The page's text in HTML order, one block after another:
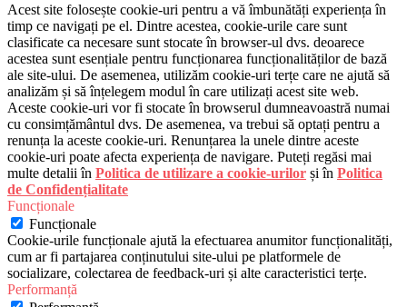
Acest site folosește cookie-uri pentru a vă îmbunătăți experiența în
timp ce navigați pe el. Dintre acestea, cookie-urile care sunt
clasificate ca necesare sunt stocate în browser-ul dvs. deoarece
acestea sunt esențiale pentru funcționarea funcționalităților de bază
ale site-ului. De asemenea, utilizăm cookie-uri terțe care ne ajută să
analizăm și să înțelegem modul în care utilizați acest site web.
Aceste cookie-uri vor fi stocate în browserul dumneavoastră numai
cu consimțământul dvs. De asemenea, va trebui să optați pentru a
renunța la aceste cookie-uri. Renunțarea la unele dintre aceste
cookie-uri poate afecta experiența de navigare. Puteți regăsi mai
multe detalii în Politica de utilizare a cookie-urilor și în Politica
de Confidențialitate
Funcționale
Funcționale
Cookie-urile funcționale ajută la efectuarea anumitor funcționalități,
cum ar fi partajarea conținutului site-ului pe platformele de
socializare, colectarea de feedback-uri și alte caracteristici terțe.
Performanță